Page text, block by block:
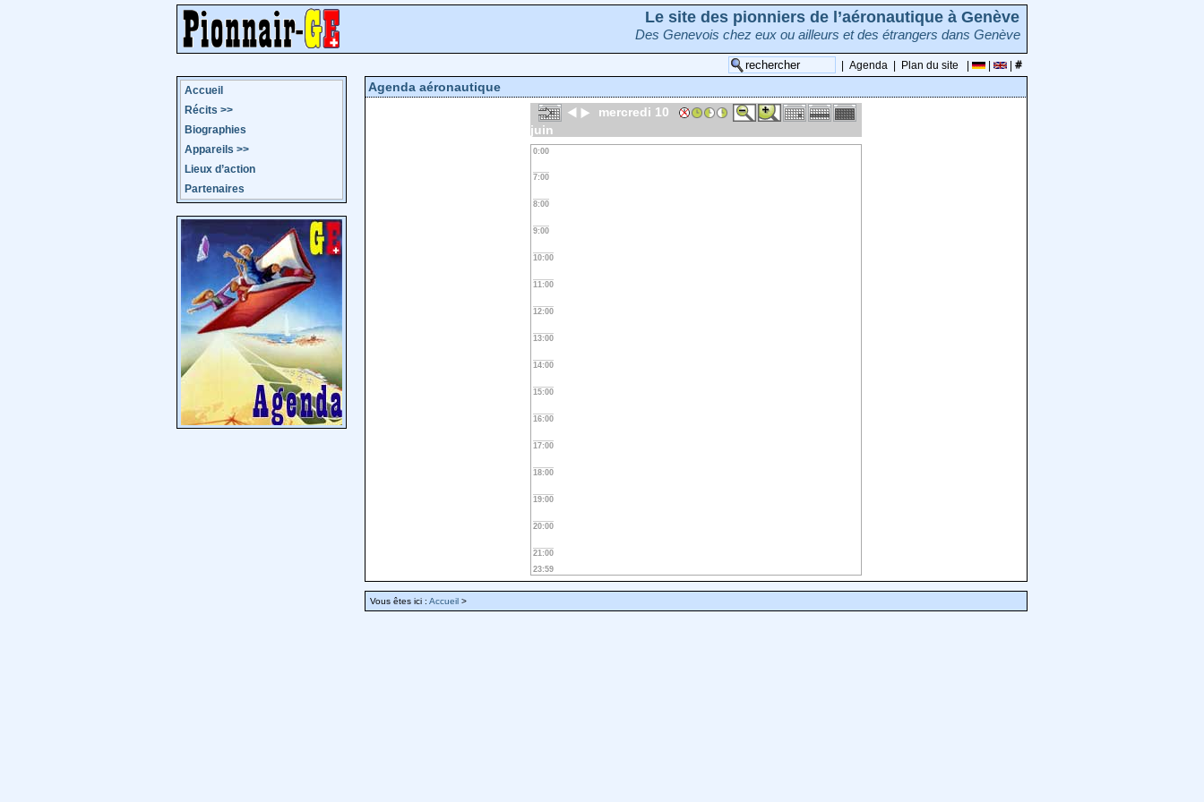
Le site des pionniers de l’aéronautique à Genève
Des Genevois chez eux ou ailleurs et des étrangers dans Genève
Agenda Plan du site
Accueil
Récits >>
Biographies
Appareils >>
Lieux d’action
Partenaires
Agenda aéronautique
mercredi 10
juin
0:00
7:00
8:00
9:00
10:00
11:00
12:00
13:00
14:00
15:00
16:00
17:00
18:00
19:00
20:00
21:00
23:59
Vous êtes ici : Accueil >